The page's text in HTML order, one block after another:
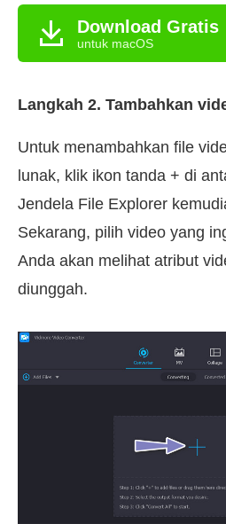
Download Gratis
untuk macOS
Langkah 2. Tambahkan
Untuk menambahkan file
lunak, klik ikon tanda + di
Jendela File Explorer
Sekarang, pilih video yang
Anda akan melihat atribut
diunggah.